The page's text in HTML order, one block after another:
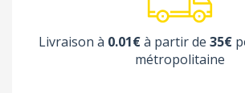
Livraison à 0.01€à partir de 35€
métropolitaine